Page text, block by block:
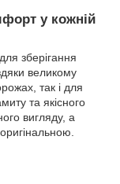
у кожній
зберігання
великому
так і для
та якісного
вигляду, а